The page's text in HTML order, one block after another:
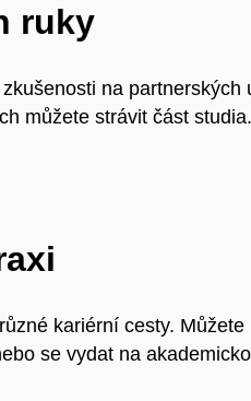
ruky
na
můžete strávit část studia.
kariérní cesty.
se vydat na